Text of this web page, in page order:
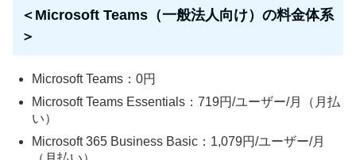
＜Microsoft Teams（一般法人向け）の料金体系
＞
Microsoft Teams：0円
Microsoft Teams Essentials：719円/ユーザー/月（月払
い）
Microsoft 365 Business Basic：1,079円/ユーザー/月